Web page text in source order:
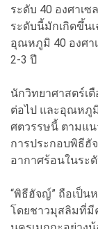
ระดับ 40 องศาเ
ระดับนี้มักเกิดขึ้น
อุณหภูมิ 40 องศา
2-3 ปี
นักวิทยาศาสตร์เ
ต่อไป และอุณหภู
ศตวรรษนี้ ตามแ
การประกอบพิธีฮั
อากาศร้อนในระ
“พิธีฮัจญ์” ถือเป็
โดยชาวมุสลิมที่มี